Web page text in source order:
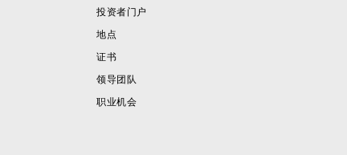
投资者门户
地点
证书
领导团队
职业机会